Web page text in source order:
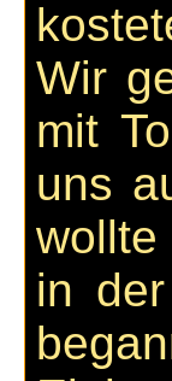
Wir
mit
uns
in